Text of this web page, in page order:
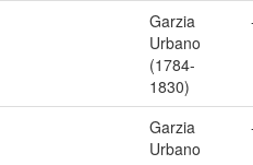
Garzia
Urbano
(1784-
1830)
Garzia
Urbano